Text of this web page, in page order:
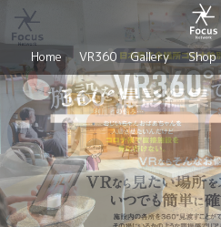
Home VR360 Gallery Shop